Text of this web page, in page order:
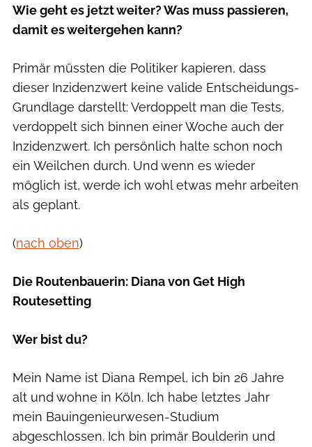
Wie geht es jetzt weiter? Was muss passieren,
damit es weitergehen kann?
Primär müssten die Politiker kapieren, dass
dieser Inzidenzwert keine valide Entscheidungs-
Grundlage darstellt: Verdoppelt man die Tests,
verdoppelt sich binnen einer Woche auch der
Inzidenzwert. Ich persönlich halte schon noch
ein Weilchen durch. Und wenn es wieder
möglich ist, werde ich wohl etwas mehr arbeiten
als geplant.
(nach oben)
Die Routenbauerin: Diana von Get High
Routesetting
Wer bist du?
Mein Name ist Diana Rempel, ich bin 26 Jahre
alt und wohne in Köln. Ich habe letztes Jahr
mein Bauingenieurwesen-Studium
abgeschlossen. Ich bin primär Boulderin und